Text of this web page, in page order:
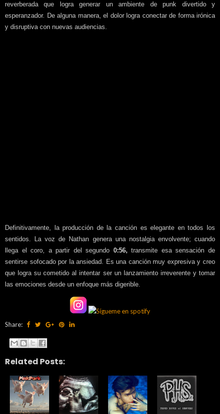
reverberada que logra generar un ambiente de punk divertido y
esperanzador. De alguna manera, el dolor logra conectar de forma irónica
y disruptiva con nuevas audiencias.
Definitivamente, la producción de la canción es elegante en todos los
sentidos. La voz de Nathan genera una nostalgia envolvente; cuando
llega el coro, a partir del segundo 0:56,transmite esa sensación de
sentirse sofocado por la ansiedad. Es una canción muy expresiva y creo
que logra su cometido al intentar ser un lanzamiento irreverente y tomar
las emociones desde un enfoque más digerible.
Share:
Related Posts: